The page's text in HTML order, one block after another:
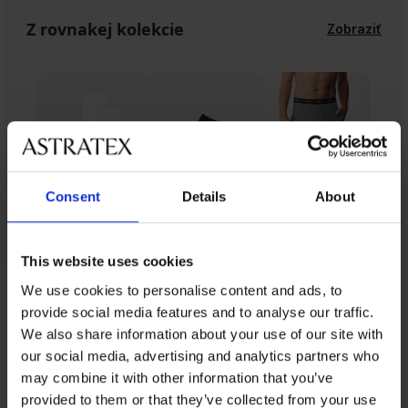
Consent Details About
This website uses cookies
We use cookies to personalise content and ads, to
provide social media features and to analyse our traffic.
We also share information about your use of our site with
our social media, advertising and analytics partners who
may combine it with other information that you’ve
provided to them or that they’ve collected from your use
Z rovnakej kolekcie Zobraziť
Výpredaj -50%
-25 % ALL25
-25 % ALL25
Z rovnakej kolekcie